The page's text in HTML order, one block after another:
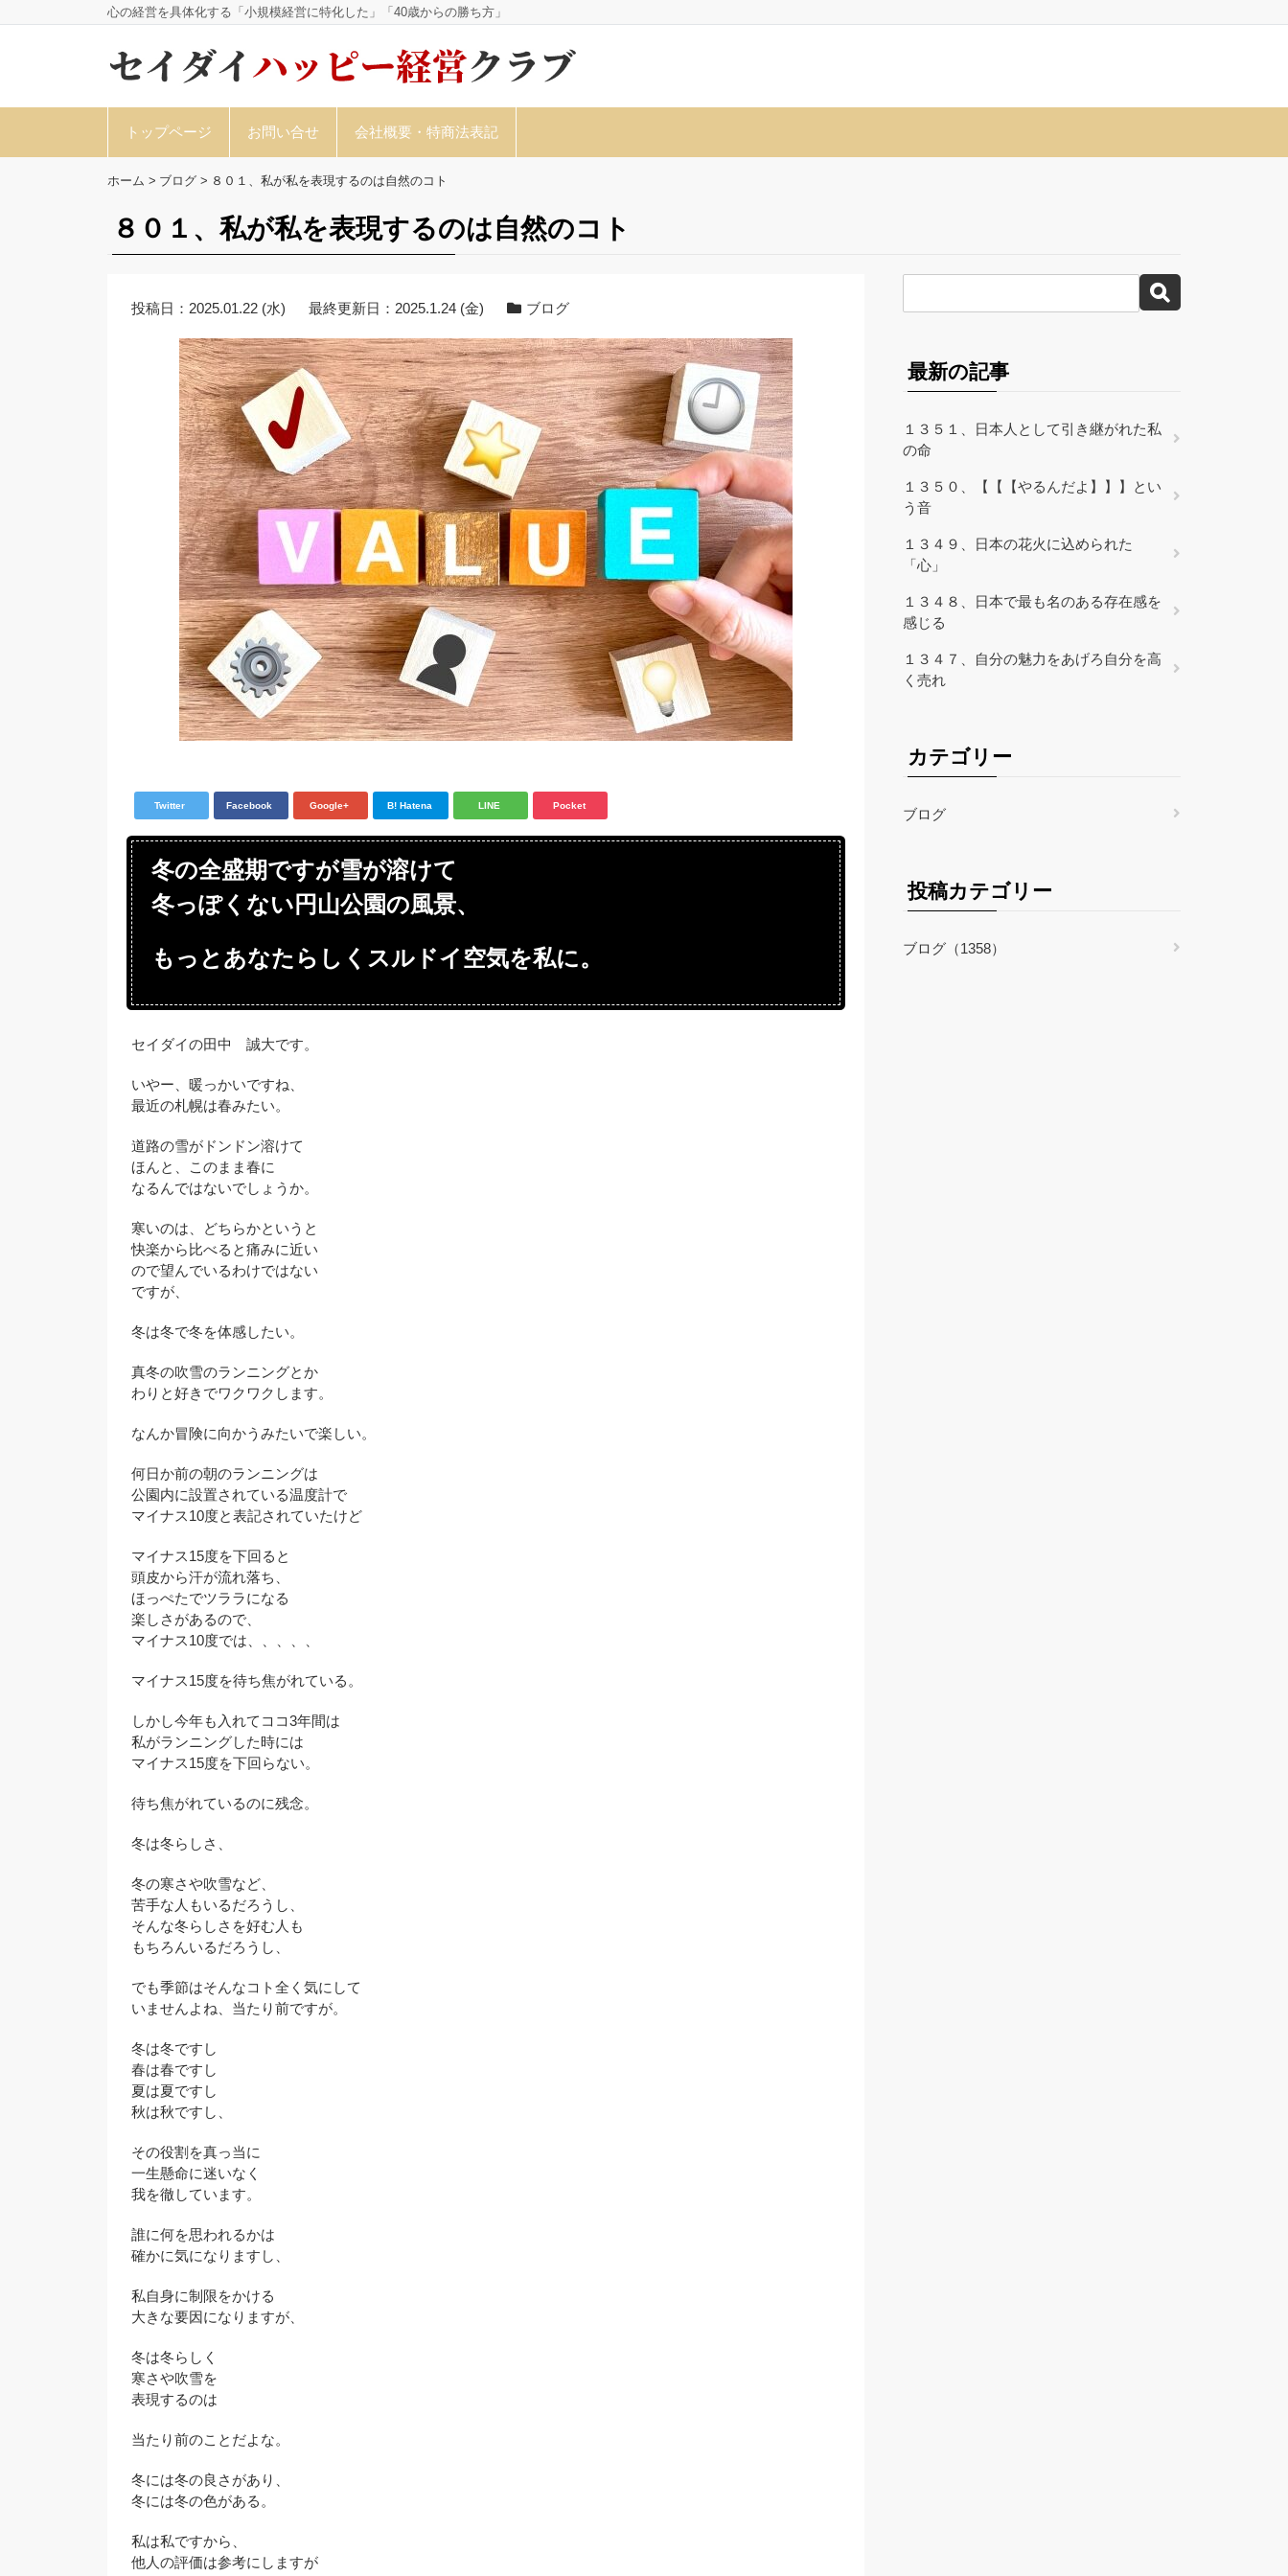
心の経営を具体化する「小規模経営に特化した」「40歳からの勝ち方」
トップページ お問い合せ 会社概要・特商法表記
ホーム > ブログ > ８０１、私が私を表現するのは自然のコト
８０１、私が私を表現するのは自然のコト
投稿日： 2025.01.22 (水) 最終更新日： 2025.1.24 (金) ブログ
Twitter Facebook Google+ B! Hatena LINE Pocket
冬の全盛期ですが雪が溶けて
冬っぽくない円山公園の風景、
もっとあなたらしくスルドイ空気を私に。
セイダイの田中 誠大です。
いやー、暖っかいですね、
最近の札幌は春みたい。
道路の雪がドンドン溶けて
ほんと、このまま春に
なるんではないでしょうか。
寒いのは、どちらかというと
快楽から比べると痛みに近い
ので望んでいるわけではない
ですが、
冬は冬で冬を体感したい。
真冬の吹雪のランニングとか
わりと好きでワクワクします。
なんか冒険に向かうみたいで楽しい。
何日か前の朝のランニングは
公園内に設置されている温度計で
マイナス10度と表記されていたけど
マイナス15度を下回ると
頭皮から汗が流れ落ち、
ほっぺたでツララになる
楽しさがあるので、
マイナス10度では、、、、、
マイナス15度を待ち焦がれている。
しかし今年も入れてココ3年間は
私がランニングした時には
マイナス15度を下回らない。
待ち焦がれているのに残念。
冬は冬らしさ、
冬の寒さや吹雪など、
苦手な人もいるだろうし、
そんな冬らしさを好む人も
もちろんいるだろうし、
でも季節はそんなコト全く気にして
いませんよね、当たり前ですが。
冬は冬ですし
春は春ですし
夏は夏ですし
秋は秋ですし、
その役割を真っ当に
一生懸命に迷いなく
我を徹しています。
誰に何を思われるかは
確かに気になりますし、
私自身に制限をかける
大きな要因になりますが、
冬は冬らしく
寒さや吹雪を
表現するのは
当たり前のことだよな。
冬には冬の良さがあり、
冬には冬の色がある。
私は私ですから、
他人の評価は参考にしますが
最新の記事
１３５１、日本人として引き継がれた私
の命
１３５０、【【【やるんだよ】】】とい
う音
１３４９、日本の花火に込められた
「心」
１３４８、日本で最も名のある存在感を
感じる
１３４７、自分の魅力をあげろ自分を高
く売れ
カテゴリー
ブログ
投稿カテゴリー
ブログ（1358）